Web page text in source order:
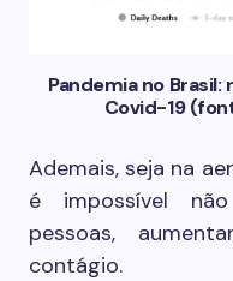
Pandemia no
Covid-19
Ademais, seja na
é impossível
pessoas,
contágio.